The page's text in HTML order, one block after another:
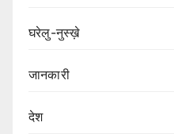
घरेलु-नुस्ख़े
जानकारी
देश